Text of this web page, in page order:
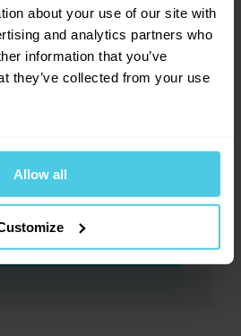
about your use of our site with
and analytics partners who
information that you’ve
they’ve collected from your use
Allow all
si e-mailovou
pošleme jen, když bude o
Přihlásit se